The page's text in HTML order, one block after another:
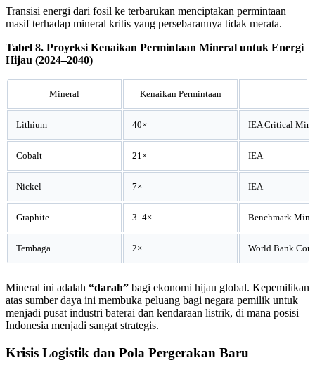
Transisi energi dari fosil ke terbarukan menciptakan permintaan
masif terhadap mineral kritis yang persebarannya tidak merata.
Tabel 8. Proyeksi Kenaikan Permintaan Mineral untuk Energi
Hijau (2024–2040)
Mineral Kenaikan Permintaan
Lithium 40× IEA Critical
Cobalt 21× IEA
Nickel 7× IEA
Graphite 3–4× Benchmark
Tembaga 2× World Bank
Mineral ini adalah “darah” bagi ekonomi hijau global. Kepemilikan
atas sumber daya ini membuka peluang bagi negara pemilik untuk
menjadi pusat industri baterai dan kendaraan listrik, di mana posisi
Indonesia menjadi sangat strategis.
Krisis Logistik dan Pola Pergerakan Baru